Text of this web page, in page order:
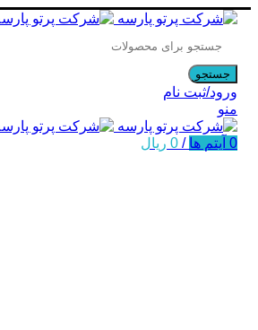
جستجو
ورود/ثبت نام
منو
0 آیتم ها /
0 ریال